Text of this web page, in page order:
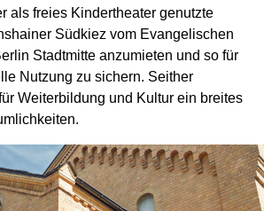
als freies Kindertheater genutzte
Südkiez vom Evangelischen
Stadtmitte anzumieten und so für
Nutzung zu sichern. Seither
Weiterbildung und Kultur ein breites